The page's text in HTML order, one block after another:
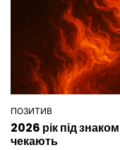
ОПУБЛІКУВАТИ
У
ПОЗИТИВ
2026 рік під
чекають